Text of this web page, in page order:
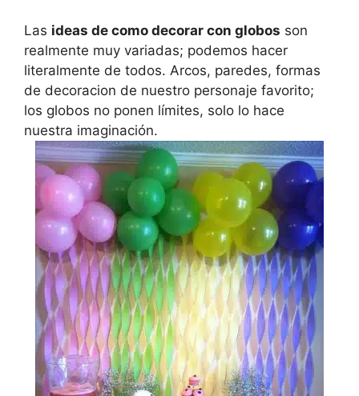
Las ideas de como decorar con globos son
realmente muy variadas; podemos hacer
literalmente de todos. Arcos, paredes, formas
de decoracion de nuestro personaje favorito;
los globos no ponen límites, solo lo hace
nuestra imaginación.